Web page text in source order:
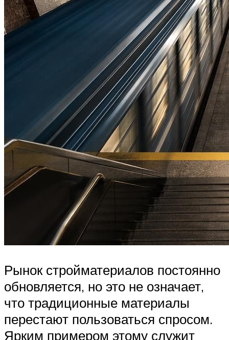
Рынок стройматериалов постоянно
обновляется, но это не означает,
что традиционные материалы
перестают пользоваться спросом.
Ярким примером этому служит